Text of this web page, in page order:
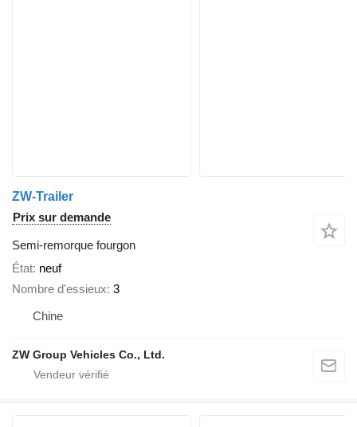
ZW-Trailer
Prix sur demande
Semi-remorque fourgon
État neuf
Nombre d'essieux 3
Chine
ZW Group Vehicles Co., Ltd.